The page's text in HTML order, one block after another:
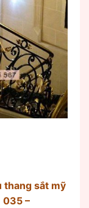
thang sắt mỹ
035 –